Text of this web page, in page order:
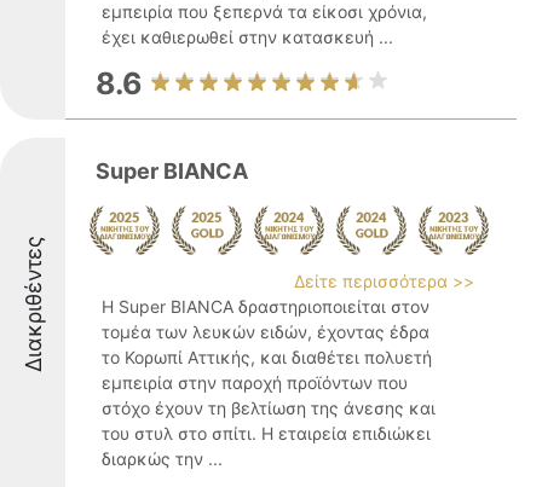
εμπειρία που ξεπερνά τα είκοσι χρόνια,
έχει καθιερωθεί στην κατασκευή ...
8.6
Διακριθέντες
Super BIANCA
Δείτε περισσότερα >>
Η Super BIANCA δραστηριοποιείται στον
τομέα των λευκών ειδών, έχοντας έδρα
το Κορωπί Αττικής, και διαθέτει πολυετή
εμπειρία στην παροχή προϊόντων που
στόχο έχουν τη βελτίωση της άνεσης και
του στυλ στο σπίτι. Η εταιρεία επιδιώκει
διαρκώς την ...